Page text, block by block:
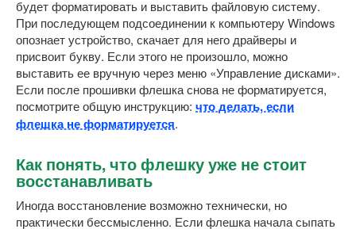
будет форматировать и выставить файловую систему.
При последующем подсоединении к компьютеру Windows
опознает устройство, скачает для него драйверы и
присвоит букву. Если этого не произошло, можно
выставить ее вручную через меню «Управление дисками».
Если после прошивки флешка снова не форматируется,
посмотрите общую инструкцию: что делать, если
флешка не форматируется.
Как понять, что флешку уже не стоит
восстанавливать
Иногда восстановление возможно технически, но
практически бессмысленно. Если флешка начала сыпать